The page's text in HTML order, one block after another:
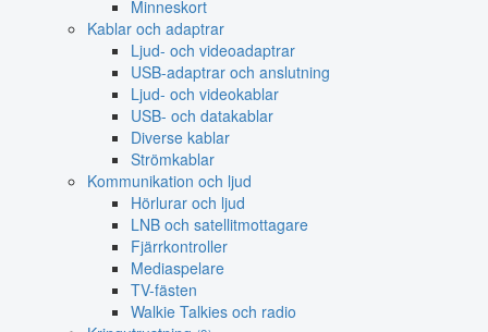
Minneskort
Kablar och adaptrar
Ljud- och videoadaptrar
USB-adaptrar och anslutning
Ljud- och videokablar
USB- och datakablar
Diverse kablar
Strömkablar
Kommunikation och ljud
Hörlurar och ljud
LNB och satellitmottagare
Fjärrkontroller
Mediaspelare
TV-fästen
Walkie Talkies och radio